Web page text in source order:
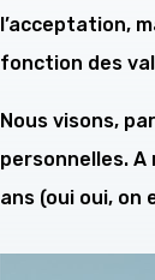
l’acceptation,
fonction des
Nous visons,
personnelles. A
ans (oui oui, on